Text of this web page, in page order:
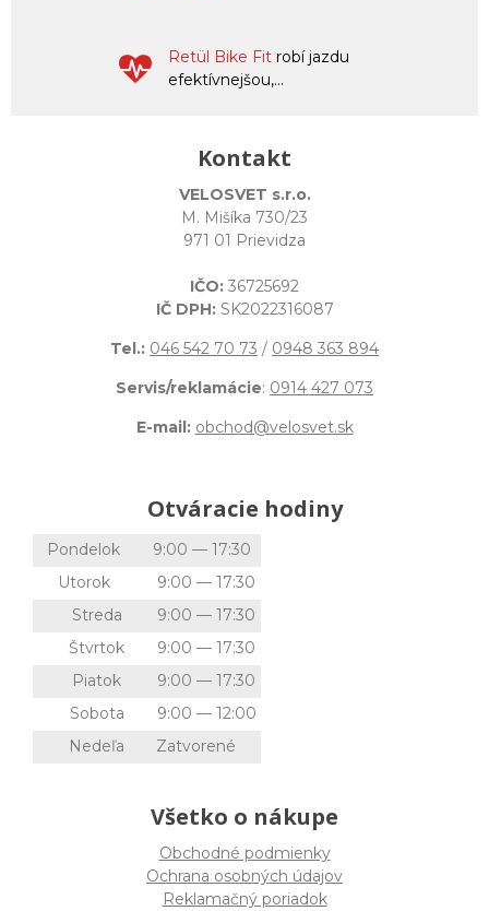
Retül Bike Fit robí jazdu
efektívnejšou,...
Kontakt
VELOSVET s.r.o.
M. Mišíka 730/23
971 01 Prievidza
IČO: 36725692
IČ DPH: SK2022316087
Tel.: 046 542 70 73 / 0948 363 894
Servis/reklamácie: 0914 427 073
E-mail: obchod@velosvet.sk
Otváracie hodiny
Pondelok
9:00 — 17:30
Utorok
9:00 — 17:30
Streda
9:00 — 17:30
Štvrtok
9:00 — 17:30
Piatok
9:00 — 17:30
Sobota
9:00 — 12:00
Nedeľa
Zatvorené
Všetko o nákupe
Obchodné podmienky
Ochrana osobných údajov
Reklamačný poriadok